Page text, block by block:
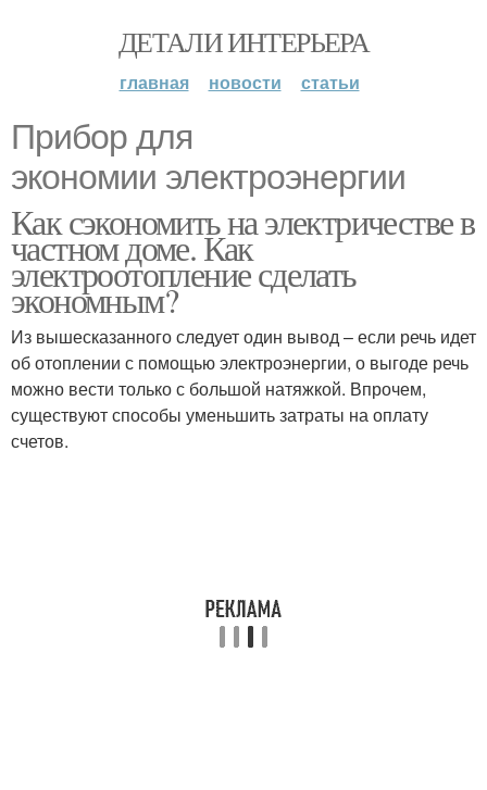
ДЕТАЛИ ИНТЕРЬЕРА
главная новости статьи
Прибор для
экономии электроэнергии
Как сэкономить на электричестве в
частном доме. Как
электроотопление сделать
экономным?
Из вышесказанного следует один вывод – если речь идет
об отоплении с помощью электроэнергии, о выгоде речь
можно вести только с большой натяжкой. Впрочем,
существуют способы уменьшить затраты на оплату
счетов.